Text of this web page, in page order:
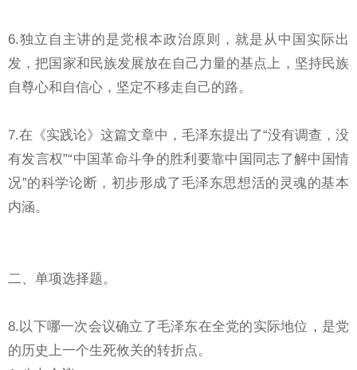
6.独立自主讲的是党根本政治原则，就是从中国实际出
发，把国家和民族发展放在自己力量的基点上，坚持民族
自尊心和自信心，坚定不移走自己的路。
7.在《实践论》这篇文章中，毛泽东提出了“没有调查，没
有发言权”“中国革命斗争的胜利要靠中国同志了解中国情
况”的科学论断，初步形成了毛泽东思想活的灵魂的基本
内涵。
二、单项选择题。
8.以下哪一次会议确立了毛泽东在全党的实际地位，是党
的历史上一个生死攸关的转折点。